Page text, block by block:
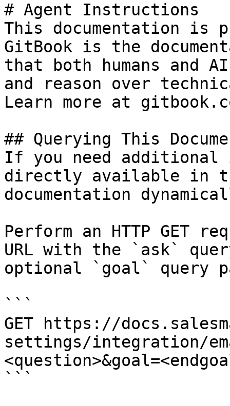
# Agent Instructions
This documentation is
GitBook is the
that both humans and
and reason over
Learn more at
## Querying This
If you need
directly available in
documentation
Perform an HTTP GET
URL with the `ask`
optional `goal` query
```
GET https://
settings/integration/
```